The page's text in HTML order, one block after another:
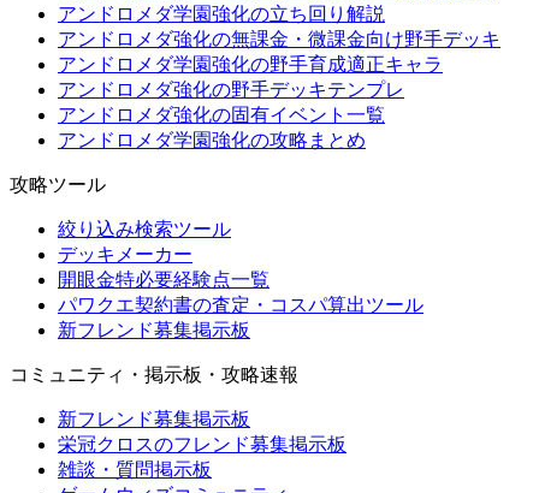
アンドロメダ学園強化の立ち回り解説
アンドロメダ強化の無課金・微課金向け野手デッキ
アンドロメダ学園強化の野手育成適正キャラ
アンドロメダ強化の野手デッキテンプレ
アンドロメダ強化の固有イベント一覧
アンドロメダ学園強化の攻略まとめ
攻略ツール
絞り込み検索ツール
デッキメーカー
開眼金特必要経験点一覧
パワクエ契約書の査定・コスパ算出ツール
新フレンド募集掲示板
コミュニティ・掲示板・攻略速報
新フレンド募集掲示板
栄冠クロスのフレンド募集掲示板
雑談・質問掲示板